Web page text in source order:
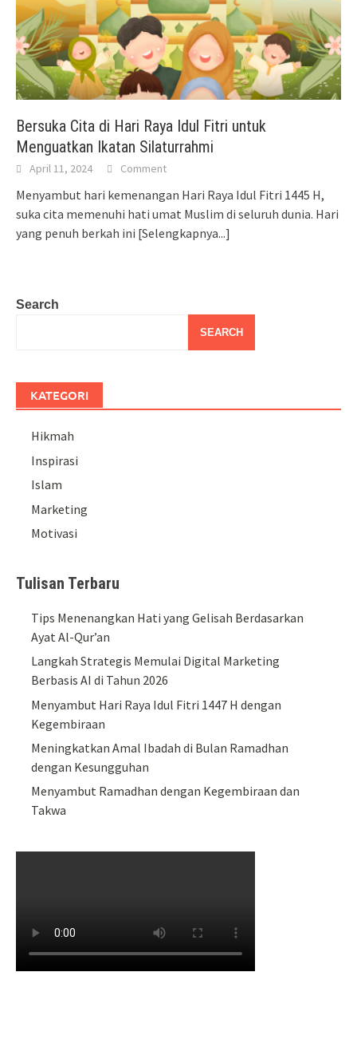
Bersuka Cita di Hari Raya Idul Fitri untuk
Menguatkan Ikatan Silaturrahmi
April 11, 2024 Comment
Menyambut hari kemenangan Hari Raya Idul Fitri 1445 H,
suka cita memenuhi hati umat Muslim di seluruh dunia. Hari
yang penuh berkah ini [Selengkapnya...]
Search
SEARCH
KATEGORI
Hikmah
Inspirasi
Islam
Marketing
Motivasi
Tulisan Terbaru
Tips Menenangkan Hati yang Gelisah Berdasarkan
Ayat Al-Qur’an
Langkah Strategis Memulai Digital Marketing
Berbasis AI di Tahun 2026
Menyambut Hari Raya Idul Fitri 1447 H dengan
Kegembiraan
Meningkatkan Amal Ibadah di Bulan Ramadhan
dengan Kesungguhan
Menyambut Ramadhan dengan Kegembiraan dan
Takwa